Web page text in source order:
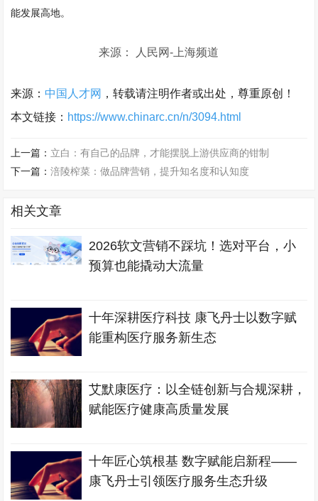
能发展高地。
来源： 人民网-上海频道
来源： 中国人才网 ，转载请注明作者或出处，尊重原创！
本文链接： https://www.chinarc.cn/n/3094.html
上一篇： 立白：有自己的品牌，才能摆脱上游供应商的钳制
下一篇：涪陵榨菜：做品牌营销，提升知名度和认知度
相关文章
2026软文营销不踩坑！选对平台，小
预算也能撬动大流量
十年深耕医疗科技 康飞丹士以数字赋
能重构医疗服务新生态
艾默康医疗：以全链创新与合规深耕，
赋能医疗健康高质量发展
十年匠心筑根基 数字赋能启新程——
康飞丹士引领医疗服务生态升级